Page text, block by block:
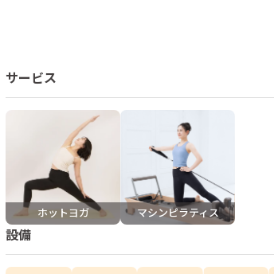
サービス
ホットヨガ マシンピラティス
設備